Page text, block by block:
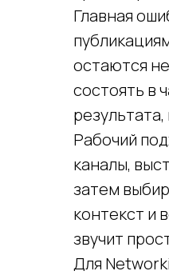
Главная
остаются
состоять в
Рабочий
каналы,
затем
контекст и
звучит
Для